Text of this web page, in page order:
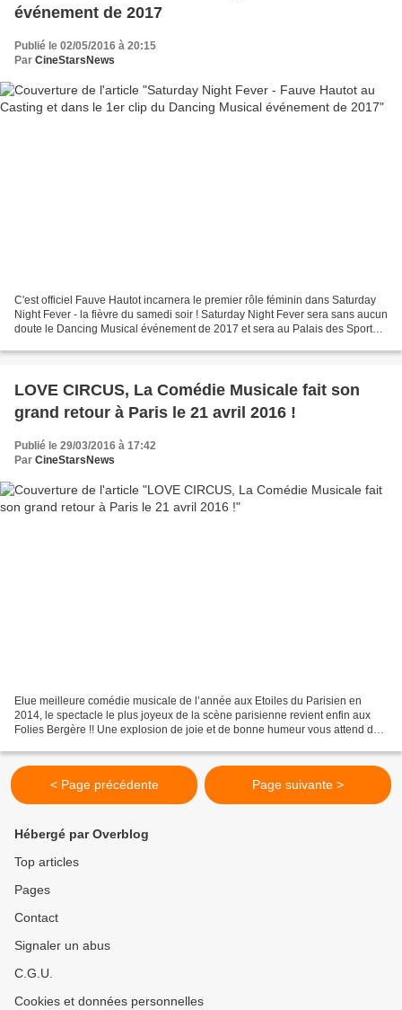
événement de 2017
Publié le 02/05/2016 à 20:15
Par CineStarsNews
C'est officiel Fauve Hautot incarnera le premier rôle féminin dans Saturday
Night Fever - la fièvre du samedi soir ! Saturday Night Fever sera sans aucun
doute le Dancing Musical événement de 2017 et sera au Palais des Sports
LOVE CIRCUS, La Comédie Musicale fait son
grand retour à Paris le 21 avril 2016 !
Publié le 29/03/2016 à 17:42
Par CineStarsNews
Elue meilleure comédie musicale de l’année aux Etoiles du Parisien en
2014, le spectacle le plus joyeux de la scène parisienne revient enfin aux
Folies Bergère !! Une explosion de joie et de bonne humeur vous attend dès
< Page précédente Page suivante >
Hébergé par Overblog
Top articles
Pages
Contact
Signaler un abus
C.G.U.
Cookies et données personnelles